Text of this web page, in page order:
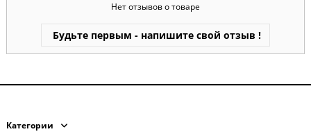
Нет отзывов о товаре
Будьте первым - напишите свой отзыв !
Категории